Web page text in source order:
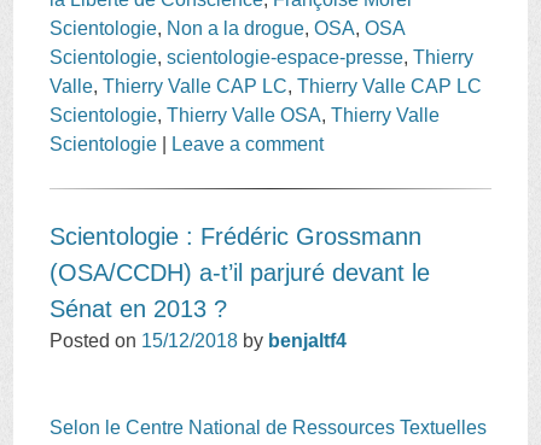
Scientologie, Non a la drogue,OSA,OSA
Scientologie,scientologie-espace-presse,Thierry
Valle,Thierry Valle CAP LC,Thierry Valle CAP LC
Scientologie,Thierry Valle OSA,Thierry Valle
Scientologie
Leave a comment
Scientologie : Frédéric Grossmann
(OSA/CCDH) a-t’il parjuré devant le
Sénat en 2013 ?
Posted on 15/12/2018 by benjaltf4
Selon le Centre National de Ressources Textuelles